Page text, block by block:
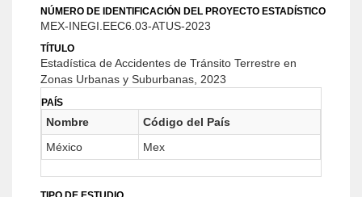
NÚMERO DE IDENTIFICACIÓN DEL PROYECTO ESTADÍSTICO
MEX-INEGI.EEC6.03-ATUS-2023
TÍTULO
Estadística de Accidentes de Tránsito Terrestre en
Zonas Urbanas y Suburbanas, 2023
PAÍS
Nombre
Código del País
México
Mex